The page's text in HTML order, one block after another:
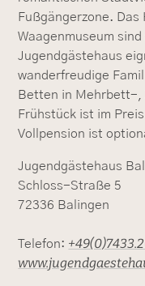
Fußgängerzone. Das
Waagenmuseum
Jugendgästehaus
wanderfreudige
Betten in Mehrbett-,
Frühstück ist im
Vollpension ist
Jugendgästehaus
Schloss-Straße 5
72336 Balingen
Telefon: